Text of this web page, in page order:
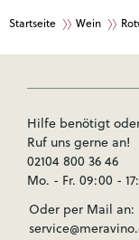
Startseite Wein
Hilfe benötigt
Ruf uns gerne an!
02104 800 36 46
Mo. - Fr. 09:00 -
Oder per Mail an: